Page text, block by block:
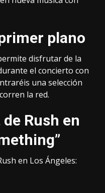
plano
disfrutar de la
el concierto con
una selección
la red.
Rush en
en Los Ángeles: